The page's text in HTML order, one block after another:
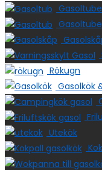
Rökugn
Gasolkök
Utekök